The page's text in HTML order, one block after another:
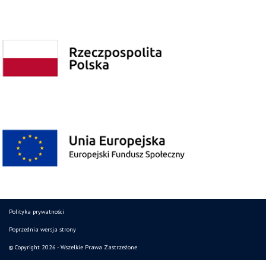
Polityka prywatności
Poprzednia wersja strony
© Copyright 2026 - Wszelkie Prawa Zastrzeżone